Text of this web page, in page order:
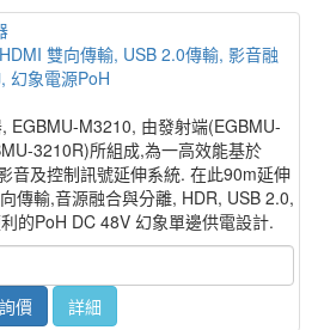
雙向傳輸, USB 2.0傳輸, 影音融
幻象電源PoH
EGBMU-M3210, 由發射端(EGBMU-
3210R)所組成,為一高效能基於
音及控制訊號延伸系統. 在此90m延伸
傳輸,音源融合與分離, HDR, USB 2.0,
的PoH DC 48V 幻象單邊供電設計.
詢價
詳細